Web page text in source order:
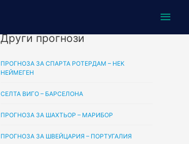
Main
Други прогнози
ПРОГНОЗА ЗА СПАРТА РОТЕРДАМ – НЕК
НЕЙМЕГЕН
СЕЛТА ВИГО – БАРСЕЛОНА
ПРОГНОЗА ЗА ШАХТЬОР – МАРИБОР
ПРОГНОЗА ЗА ШВЕЙЦАРИЯ – ПОРТУГАЛИЯ